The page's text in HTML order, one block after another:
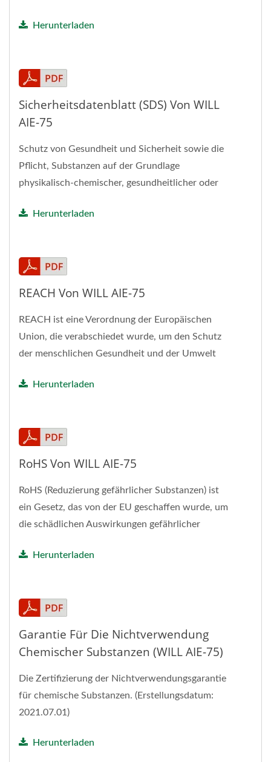
Herunterladen
Sicherheitsdatenblatt (SDS) Von WILL
AIE-75
Schutz von Gesundheit und Sicherheit sowie die
Pflicht, Substanzen auf der Grundlage
physikalisch-chemischer, gesundheitlicher oder
Herunterladen
REACH Von WILL AIE-75
REACH ist eine Verordnung der Europäischen
Union, die verabschiedet wurde, um den Schutz
der menschlichen Gesundheit und der Umwelt
Herunterladen
RoHS Von WILL AIE-75
RoHS (Reduzierung gefährlicher Substanzen) ist
ein Gesetz, das von der EU geschaffen wurde, um
die schädlichen Auswirkungen gefährlicher
Herunterladen
Garantie Für Die Nichtverwendung
Chemischer Substanzen (WILL AIE-75)
Die Zertifizierung der Nichtverwendungsgarantie
für chemische Substanzen. (Erstellungsdatum:
2021.07.01)
Herunterladen